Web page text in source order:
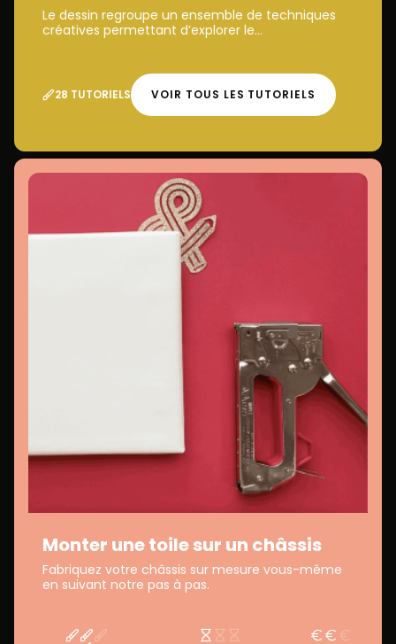
Le dessin regroupe un ensemble de techniques
créatives permettant d’explorer le...
28 TUTORIELS VOIR TOUS LES TUTORIELS
Monter une toile sur un châssis
Fabriquez votre châssis sur mesure vous-même
en suivant notre pas à pas.